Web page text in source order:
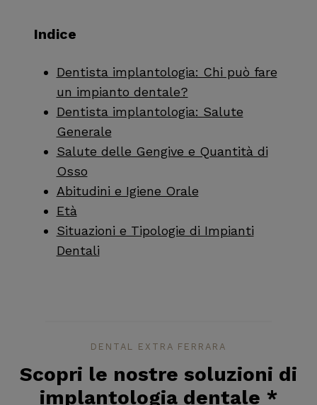
Indice
Dentista implantologia: Chi può fare
un impianto dentale?
Dentista implantologia: Salute
Generale
Salute delle Gengive e Quantità di
Osso
Abitudini e Igiene Orale
Età
Situazioni e Tipologie di Impianti
Dentali
DENTAL EXTRA FERRARA
Scopri le nostre soluzioni di
implantologia dentale *